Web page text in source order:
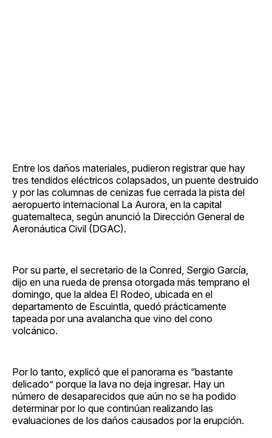
Entre los daños materiales, pudieron registrar que hay
tres tendidos eléctricos colapsados, un puente destruido
y por las columnas de cenizas fue cerrada la pista del
aeropuerto internacional La Aurora, en la capital
guatemalteca, según anunció la Dirección General de
Aeronáutica Civil (DGAC).
Por su parte, el secretario de la Conred, Sergio García,
dijo en una rueda de prensa otorgada más temprano el
domingo, que la aldea El Rodeo, ubicada en el
departamento de Escuintla, quedó prácticamente
tapeada por una avalancha que vino del cono
volcánico.
Por lo tanto, explicó que el panorama es “bastante
delicado” porque la lava no deja ingresar. Hay un
número de desaparecidos que aún no se ha podido
determinar por lo que continúan realizando las
evaluaciones de los daños causados por la erupción.